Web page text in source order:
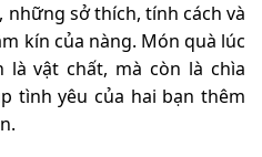
những sở thích, tính cách và
kín của nàng. Món quà lúc
vật chất, mà còn là chìa
tình yêu của hai bạn thêm